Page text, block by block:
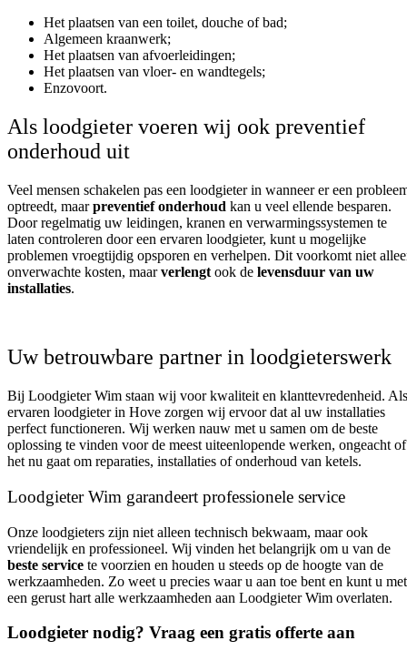
Het plaatsen van een toilet, douche of bad;
Algemeen kraanwerk;
Het plaatsen van afvoerleidingen;
Het plaatsen van vloer- en wandtegels;
Enzovoort.
Als loodgieter voeren wij ook preventief
onderhoud uit
Veel mensen schakelen pas een loodgieter in wanneer er een
optreedt, maarpreventief onderhoud kan u veel ellende besparen.
Door regelmatig uw leidingen, kranen en verwarmingssystemen te
laten controleren door een ervaren loodgieter, kunt u mogelijke
problemen vroegtijdig opsporen en verhelpen. Dit voorkomt niet
onverwachte kosten, maarverlengt ook de levensduur van uw
installaties.
Uw betrouwbare partner in loodgieterswerk
Bij Loodgieter Wim staan wij voor kwaliteit en klanttevredenheid. Als
ervaren loodgieter in Hove zorgen wij ervoor dat al uw installaties
perfect functioneren. Wij werken nauw met u samen om de beste
oplossing te vinden voor de meest uiteenlopende werken, ongeacht of
het nu gaat om reparaties, installaties of onderhoud van ketels.
Loodgieter Wim garandeert professionele service
Onze loodgieters zijn niet alleen technisch bekwaam, maar ook
vriendelijk en professioneel. Wij vinden het belangrijk om u van de
beste service te voorzien en houden u steeds op de hoogte van de
werkzaamheden. Zo weet u precies waar u aan toe bent en kunt u met
een gerust hart alle werkzaamheden aan Loodgieter Wim overlaten.
Loodgieter nodig? Vraag een gratis offerte aan